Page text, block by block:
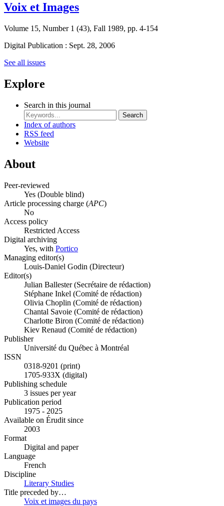
Voix et Images
Volume 15, Number 1 (43), Fall 1989, pp. 4-154
Digital Publication : Sept. 28, 2006
See all issues
Explore
Search in this journal
Search
Index of authors
RSS feed
Website
About
Peer-reviewed
Yes (Double blind)
Article processing charge (APC)
No
Access policy
Restricted Access
Digital archiving
Yes, with Portico
Managing editor(s)
Louis-Daniel Godin (Directeur)
Editor(s)
Julian Ballester (Secrétaire de rédaction)
Stéphane Inkel (Comité de rédaction)
Olivia Choplin (Comité de rédaction)
Chantal Savoie (Comité de rédaction)
Charlotte Biron (Comité de rédaction)
Kiev Renaud (Comité de rédaction)
Publisher
Université du Québec à Montréal
ISSN
0318-9201 (print)
1705-933X (digital)
Publishing schedule
3 issues per year
Publication period
1975 - 2025
Available on Érudit since
2003
Format
Digital and paper
Language
French
Discipline
Literary Studies
Title preceded by…
Voix et images du pays